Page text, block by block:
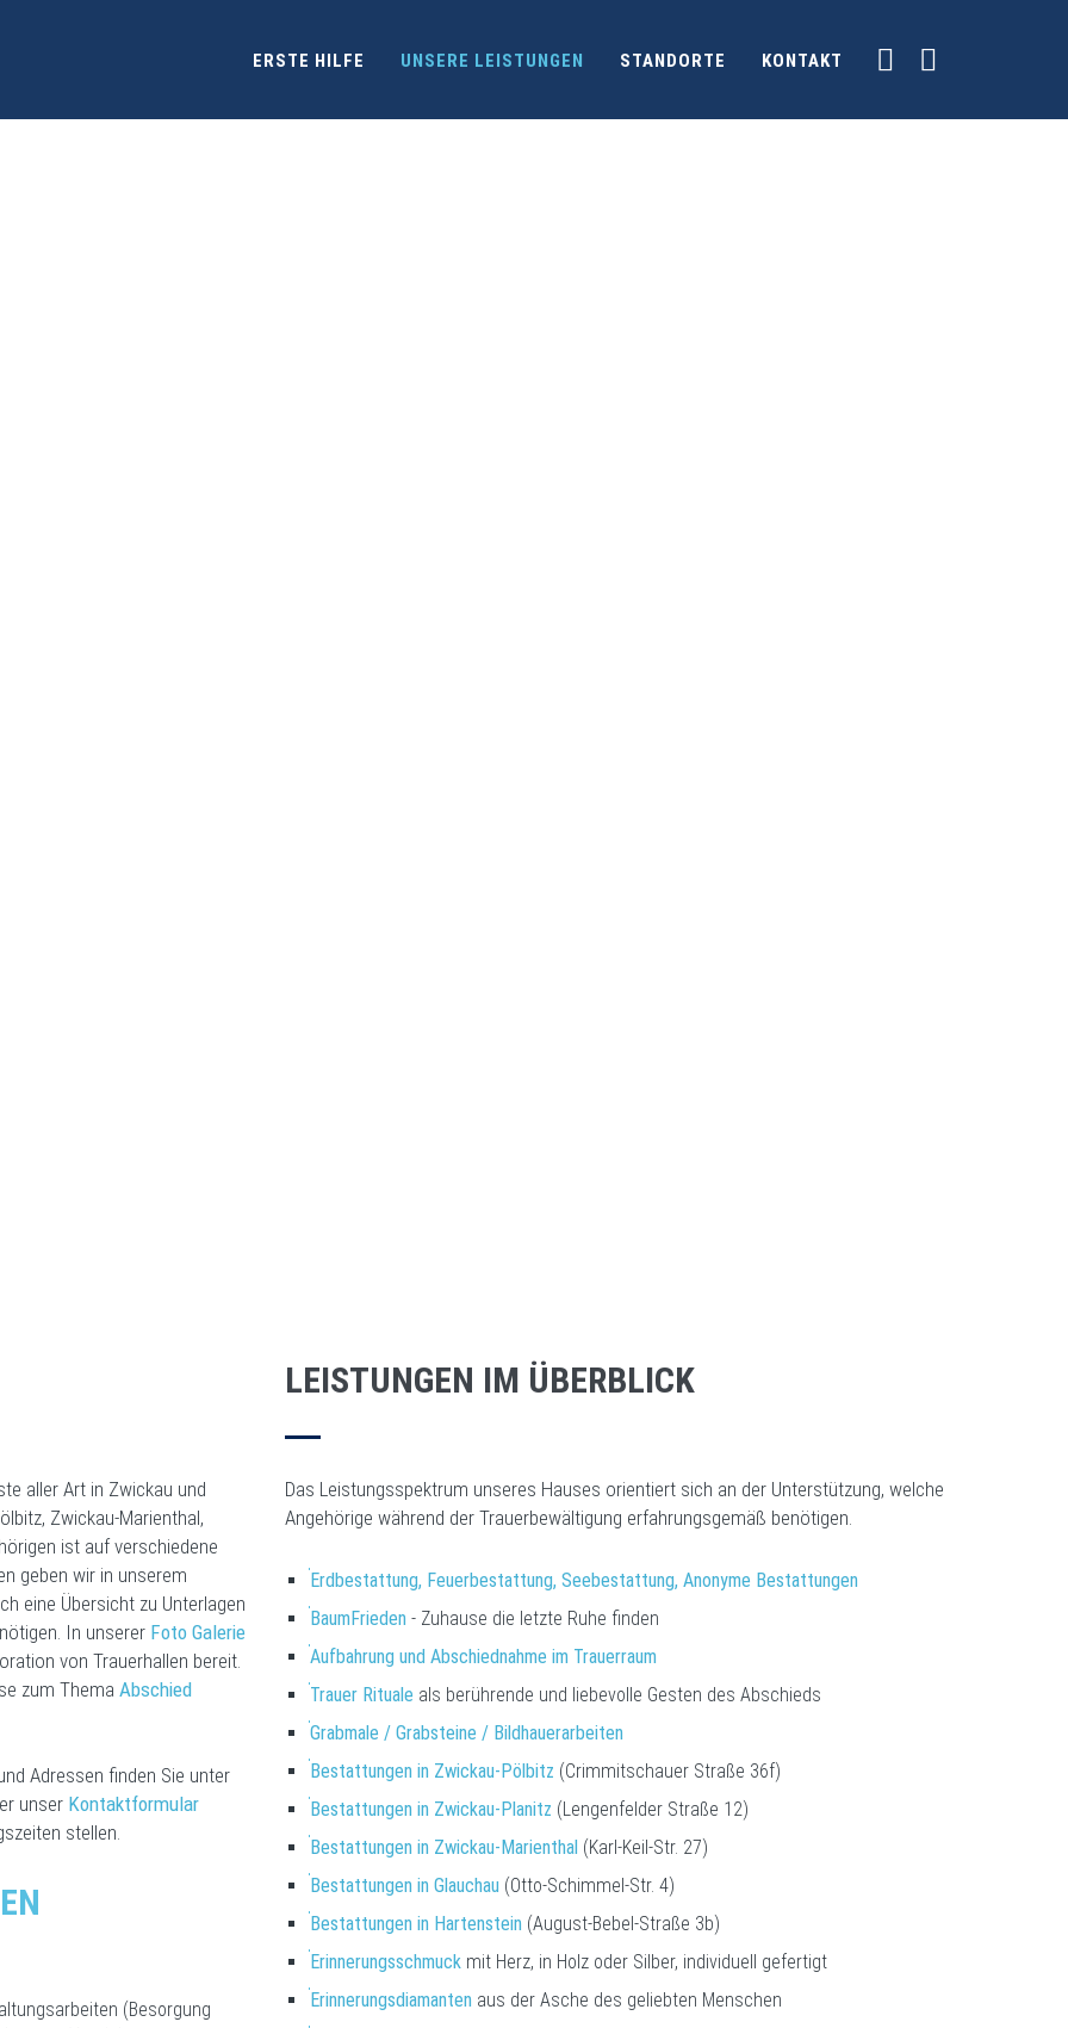
ERSTE HILFE UNSERE LEISTUNGEN STANDORTE KONTAKT
aller Art in Zwickau und
Zwickau-Marienthal,
ist auf verschiedene
geben wir in unserem
eine Übersicht zu Unterlagen
In unserer Foto Galerie
von Trauerhallen bereit.
zum Thema Abschied
Adressen finden Sie unter
unser Kontaktformular
stellen.
(Besorgung
LEISTUNGEN IM ÜBERBLICK
Das Leistungsspektrum unseres Hauses orientiert sich an der Unterstützung, welche
Angehörige während der Trauerbewältigung erfahrungsgemäß benötigen.
Erdbestattung, Feuerbestattung, Seebestattung, Anonyme Bestattungen
BaumFrieden - Zuhause die letzte Ruhe finden
Aufbahrung und Abschiednahme im Trauerraum
Trauer Rituale als berührende und liebevolle Gesten des Abschieds
Grabmale / Grabsteine / Bildhauerarbeiten
Bestattungen in Zwickau-Pölbitz (Crimmitschauer Straße 36f)
Bestattungen in Zwickau-Planitz (Lengenfelder Straße 12)
Bestattungen in Zwickau-Marienthal (Karl-Keil-Str. 27)
Bestattungen in Glauchau (Otto-Schimmel-Str. 4)
Bestattungen in Hartenstein (August-Bebel-Straße 3b)
Erinnerungsschmuck mit Herz, in Holz oder Silber, individuell gefertigt
Erinnerungsdiamanten aus der Asche des geliebten Menschen